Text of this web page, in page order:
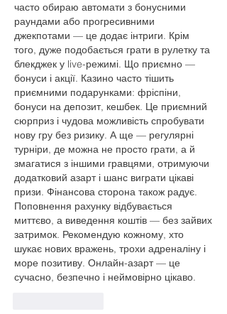
часто обираю автомати з бонусними
раундами або прогресивними
джекпотами — це додає інтриги. Крім
того, дуже подобається грати в рулетку та
блекджек у live-режимі. Що приємно —
бонуси і акції. Казино часто тішить
приємними подарунками: фріспіни,
бонуси на депозит, кешбек. Це приємний
сюрприз і чудова можливість спробувати
нову гру без ризику. А ще — регулярні
турніри, де можна не просто грати, а й
змагатися з іншими гравцями, отримуючи
додатковий азарт і шанс виграти цікаві
призи. Фінансова сторона також радує.
Поповнення рахунку відбувається
миттєво, а виведення коштів — без зайвих
затримок. Рекомендую кожному, хто
шукає нових вражень, трохи адреналіну і
море позитиву. Онлайн-азарт — це
сучасно, безпечно і неймовірно цікаво.